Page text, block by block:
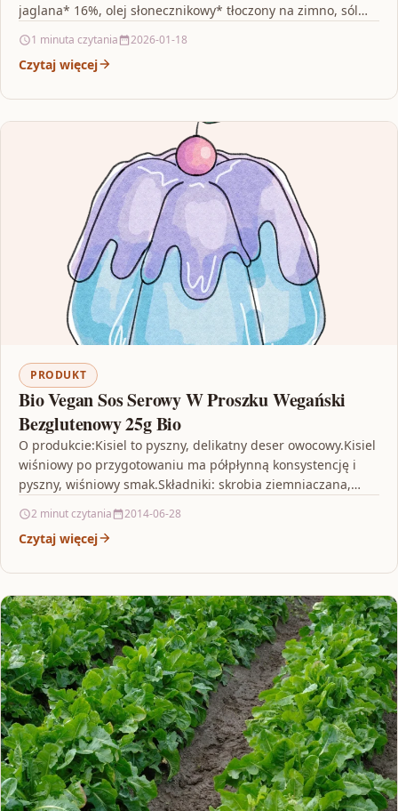
jaglana* 16%, olej słonecznikowy* tłoczony na zimno, sól
1 minuta czytania 2026-01-18
Czytaj więcej
PRODUKT
Bio Vegan Sos Serowy W Proszku Wegański
Bezglutenowy 25g Bio
O produkcie:Kisiel to pyszny, delikatny deser owocowy.Kisiel
wiśniowy po przygotowaniu ma półpłynną konsystencję i
pyszny, wiśniowy smak.Składniki: skrobia ziemniaczana,
2 minut czytania 2014-06-28
Czytaj więcej